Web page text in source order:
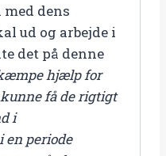
dens
ud og arbejde i
det på denne
hjælp for
få de rigtigt
i
periode